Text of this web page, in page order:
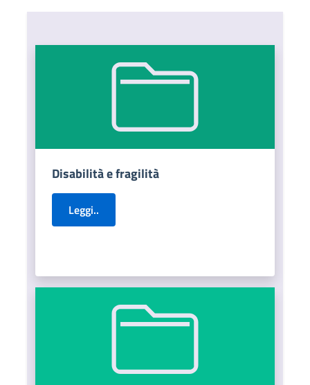
Disabilità e fragilità
Leggi..